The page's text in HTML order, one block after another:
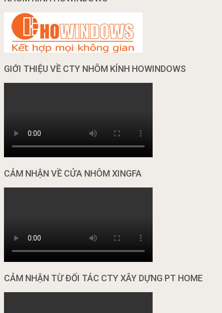
GIỚI THIỆU VỀ CTY NHÔM KÍNH HOWINDOWS
CẢM NHẬN VỀ CỬA NHÔM XINGFA
CẢM NHẬN TỪ ĐỐI TÁC CTY XÂY DỰNG PT HOME